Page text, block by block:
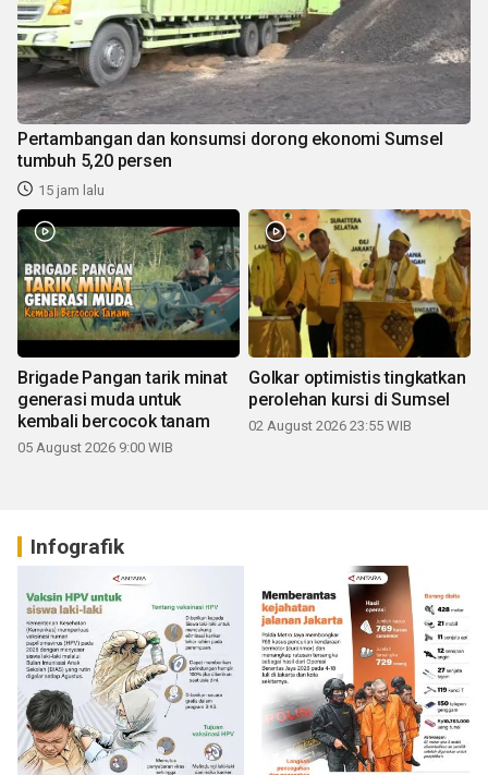
Pertambangan dan konsumsi dorong ekonomi Sumsel
tumbuh 5,20 persen
15 jam lalu
Brigade Pangan tarik minat
generasi muda untuk
kembali bercocok tanam
05 August 2026 9:00 WIB
Golkar optimistis tingkatkan
perolehan kursi di Sumsel
02 August 2026 23:55 WIB
Infografik